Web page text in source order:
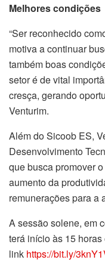
Melhores condições
“Ser reconhecido
motiva a continuar
também boas
setor é de vital
cresça, gerando
Venturim.
Além do Sicoob ES,
Desenvolvimento
que busca promover
aumento da
remunerações para a
A sessão solene, em
terá início às 15
link https://bit.ly/